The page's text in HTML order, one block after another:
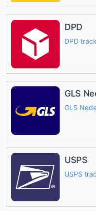
DPD
DPD
GLS
GLS
USPS
USPS